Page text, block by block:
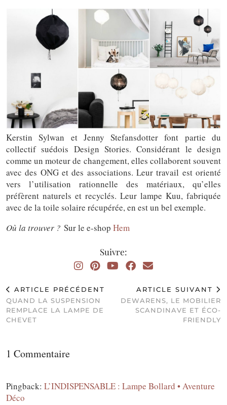
Kerstin Sylwan et Jenny Stefansdotter font partie du
collectif suédois Design Stories. Considérant le design
comme un moteur de changement, elles collaborent souvent
avec des ONG et des associations. Leur travail est orienté
vers l’utilisation rationnelle des matériaux, qu’elles
préfèrent naturels et recyclés. Leur lampe Kuu, fabriquée
avec de la toile solaire récupérée, en est un bel exemple.
Où la trouver ? Sur le e-shop Hem
Suivre:
ARTICLE PRÉCÉDENT
QUAND LA SUSPENSION
REMPLACE LA LAMPE DE
CHEVET
ARTICLE SUIVANT
DEWARENS, LE MOBILIER
SCANDINAVE ET ÉCO-
FRIENDLY
1 Commentaire
Pingback: L’INDISPENSABLE : Lampe Bollard • Aventure
Déco